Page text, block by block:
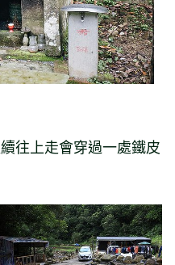
往上走會穿過一處鐵皮